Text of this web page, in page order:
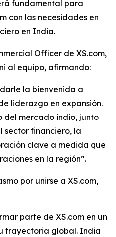
fundamental para
con las necesidades en
en India.
Officer de XS.com,
al equipo, afirmando:
la bienvenida a
liderazgo en expansión.
del mercado indio, junto
sector financiero, la
clave a medida que
en la región”.
por unirse a XS.com,
parte de XS.com en un
trayectoria global. India